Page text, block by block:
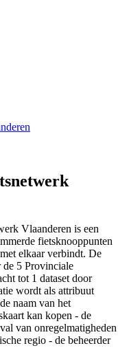
Vlaanderen is een
fietsknooppunten
elkaar verbindt. De
de 5 Provinciale
tot 1 dataset door
wordt als attribuut
naam van het
kan kopen - de
van onregelmatigheden
regio - de beheerder